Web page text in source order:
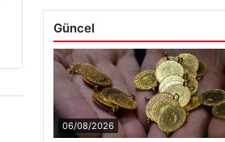
Güncel
06/08/2026